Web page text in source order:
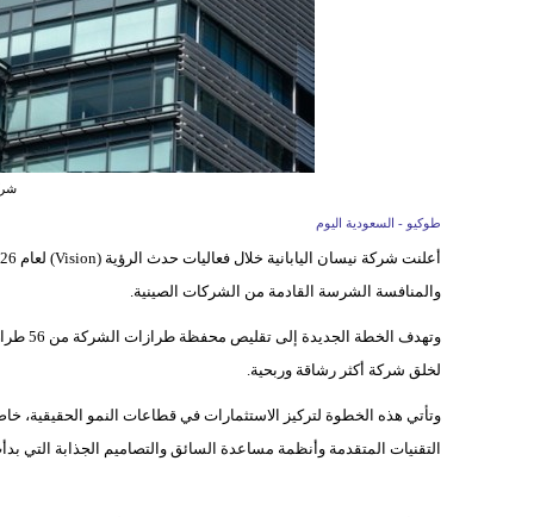
طوكيو - السعودية اليوم
والمنافسة الشرسة القادمة من الشركات الصينية.
لخلق شركة أكثر رشاقة وربحية.
وتأتي هذه الخطوة لتركيز الاستثمارات في قطاعات النمو
التقنيات المتقدمة وأنظمة مساعدة السائق والتصاميم الجذابة التي